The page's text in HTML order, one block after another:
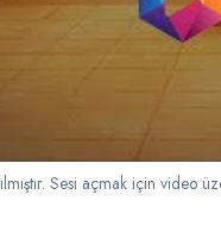
Sesi açmak için video